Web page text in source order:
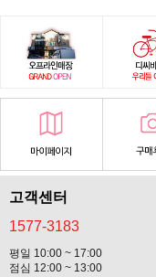
고객센터
1577-3183
평일 10:00 ~ 17:00
점심 12:00 ~ 13:00